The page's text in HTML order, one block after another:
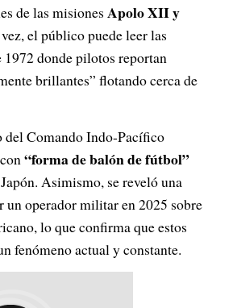
de las misiones Apolo XII y
el público puede leer las
donde pilotos reportan
brillantes” flotando cerca de
del Comando Indo-Pacífico
“forma de balón de fútbol”
Asimismo, se reveló una
un operador militar en 2025 sobre
lo que confirma que estos
fenómeno actual y constante.